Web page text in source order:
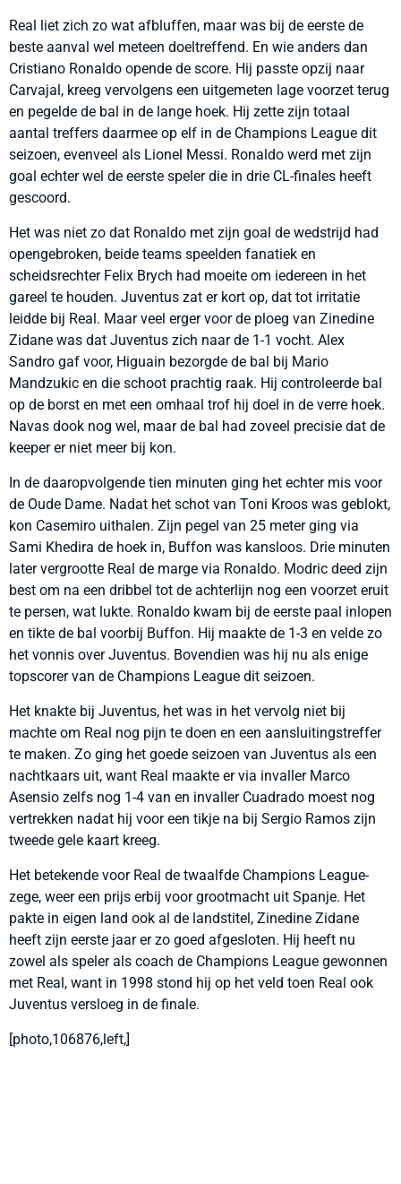
Real liet zich zo wat afbluffen, maar was bij de eerste de
beste aanval wel meteen doeltreffend. En wie anders dan
Cristiano Ronaldo opende de score. Hij passte opzij naar
Carvajal, kreeg vervolgens een uitgemeten lage voorzet terug
en pegelde de bal in de lange hoek. Hij zette zijn totaal
aantal treffers daarmee op elf in de Champions League dit
seizoen, evenveel als Lionel Messi. Ronaldo werd met zijn
goal echter wel de eerste speler die in drie CL-finales heeft
gescoord.
Het was niet zo dat Ronaldo met zijn goal de wedstrijd had
opengebroken, beide teams speelden fanatiek en
scheidsrechter Felix Brych had moeite om iedereen in het
gareel te houden. Juventus zat er kort op, dat tot irritatie
leidde bij Real. Maar veel erger voor de ploeg van Zinedine
Zidane was dat Juventus zich naar de 1-1 vocht. Alex
Sandro gaf voor, Higuain bezorgde de bal bij Mario
Mandzukic en die schoot prachtig raak. Hij controleerde bal
op de borst en met een omhaal trof hij doel in de verre hoek.
Navas dook nog wel, maar de bal had zoveel precisie dat de
keeper er niet meer bij kon.
In de daaropvolgende tien minuten ging het echter mis voor
de Oude Dame. Nadat het schot van Toni Kroos was geblokt,
kon Casemiro uithalen. Zijn pegel van 25 meter ging via
Sami Khedira de hoek in, Buffon was kansloos. Drie minuten
later vergrootte Real de marge via Ronaldo. Modric deed zijn
best om na een dribbel tot de achterlijn nog een voorzet eruit
te persen, wat lukte. Ronaldo kwam bij de eerste paal inlopen
en tikte de bal voorbij Buffon. Hij maakte de 1-3 en velde zo
het vonnis over Juventus. Bovendien was hij nu als enige
topscorer van de Champions League dit seizoen.
Het knakte bij Juventus, het was in het vervolg niet bij
machte om Real nog pijn te doen en een aansluitingstreffer
te maken. Zo ging het goede seizoen van Juventus als een
nachtkaars uit, want Real maakte er via invaller Marco
Asensio zelfs nog 1-4 van en invaller Cuadrado moest nog
vertrekken nadat hij voor een tikje na bij Sergio Ramos zijn
tweede gele kaart kreeg.
Het betekende voor Real de twaalfde Champions League-
zege, weer een prijs erbij voor grootmacht uit Spanje. Het
pakte in eigen land ook al de landstitel, Zinedine Zidane
heeft zijn eerste jaar er zo goed afgesloten. Hij heeft nu
zowel als speler als coach de Champions League gewonnen
met Real, want in 1998 stond hij op het veld toen Real ook
Juventus versloeg in de finale.
[photo,106876,left,]